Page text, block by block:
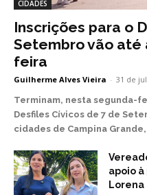
CIDADES
Inscrições para o
Setembro vão até
feira
Guilherme Alves Vieira - 31 de
Terminam, nesta segunda-
Desfiles Cívicos de 7 de
cidades de Campina
apoio